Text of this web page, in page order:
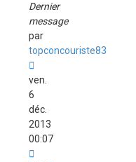
Dernier
message
par
topconcouriste83
ven.
6
déc.
2013
00:07